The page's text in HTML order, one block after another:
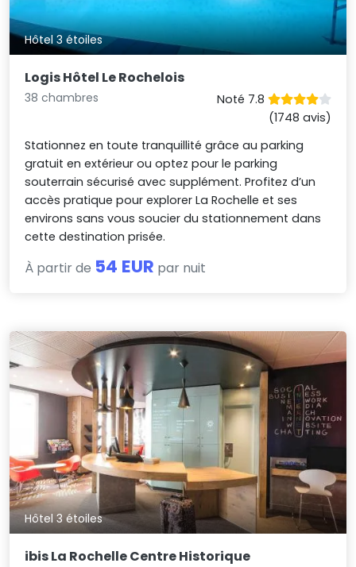
Hôtel 3 étoiles
Logis Hôtel Le Rochelois
38 chambres
Noté 7.8
(1748 avis)
Stationnez en toute tranquillité grâce au parking
gratuit en extérieur ou optez pour le parking
souterrain sécurisé avec supplément. Profitez d’un
accès pratique pour explorer La Rochelle et ses
environs sans vous soucier du stationnement dans
cette destination prisée.
À partir de 54 EUR par nuit
Hôtel 3 étoiles
ibis La Rochelle Centre Historique